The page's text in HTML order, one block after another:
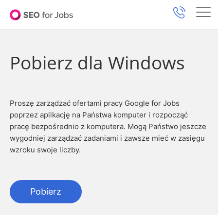
Pobierz dla Windows
Proszę zarządzać ofertami pracy Google for Jobs
poprzez aplikację na Państwa komputer i rozpocząć
pracę bezpośrednio z komputera. Mogą Państwo jeszcze
wygodniej zarządzać zadaniami i zawsze mieć w zasięgu
wzroku swoje liczby.
Pobierz